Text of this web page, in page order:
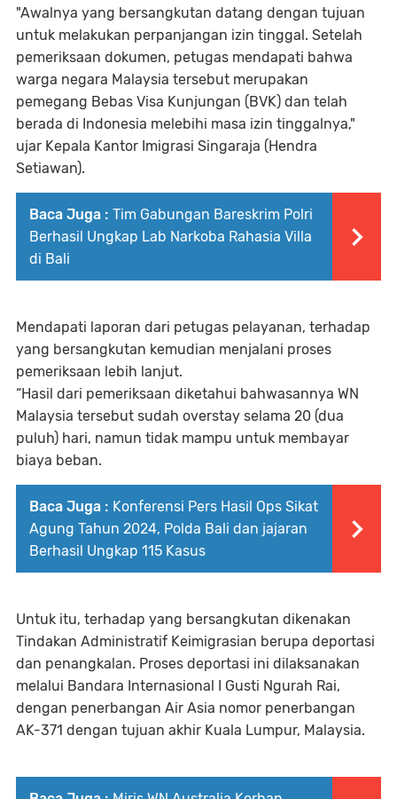
"Awalnya yang bersangkutan datang dengan tujuan
untuk melakukan perpanjangan izin tinggal. Setelah
pemeriksaan dokumen, petugas mendapati bahwa
warga negara Malaysia tersebut merupakan
pemegang Bebas Visa Kunjungan (BVK) dan telah
berada di Indonesia melebihi masa izin tinggalnya,"
ujar Kepala Kantor Imigrasi Singaraja (Hendra
Setiawan).
Baca Juga : Tim Gabungan Bareskrim Polri
Berhasil Ungkap Lab Narkoba Rahasia Villa
di Bali
Mendapati laporan dari petugas pelayanan, terhadap
yang bersangkutan kemudian menjalani proses
pemeriksaan lebih lanjut.
“Hasil dari pemeriksaan diketahui bahwasannya WN
Malaysia tersebut sudah overstay selama 20 (dua
puluh) hari, namun tidak mampu untuk membayar
biaya beban.
Baca Juga : Konferensi Pers Hasil Ops Sikat
Agung Tahun 2024, Polda Bali dan jajaran
Berhasil Ungkap 115 Kasus
Untuk itu, terhadap yang bersangkutan dikenakan
Tindakan Administratif Keimigrasian berupa deportasi
dan penangkalan. Proses deportasi ini dilaksanakan
melalui Bandara Internasional I Gusti Ngurah Rai,
dengan penerbangan Air Asia nomor penerbangan
AK-371 dengan tujuan akhir Kuala Lumpur, Malaysia.